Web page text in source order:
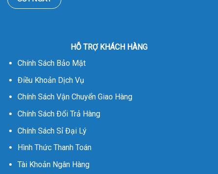
HỖ TRỢ KHÁCH HÀNG
Chính Sách Bảo Mật
Điều Khoản Dịch Vụ
Chính Sách Vận Chuyển Giao Hàng
Chính Sách Đổi Trả Hàng
Chính Sách Sỉ Đại Lý
Hình Thức Thanh Toán
Tài Khoản Ngân Hàng